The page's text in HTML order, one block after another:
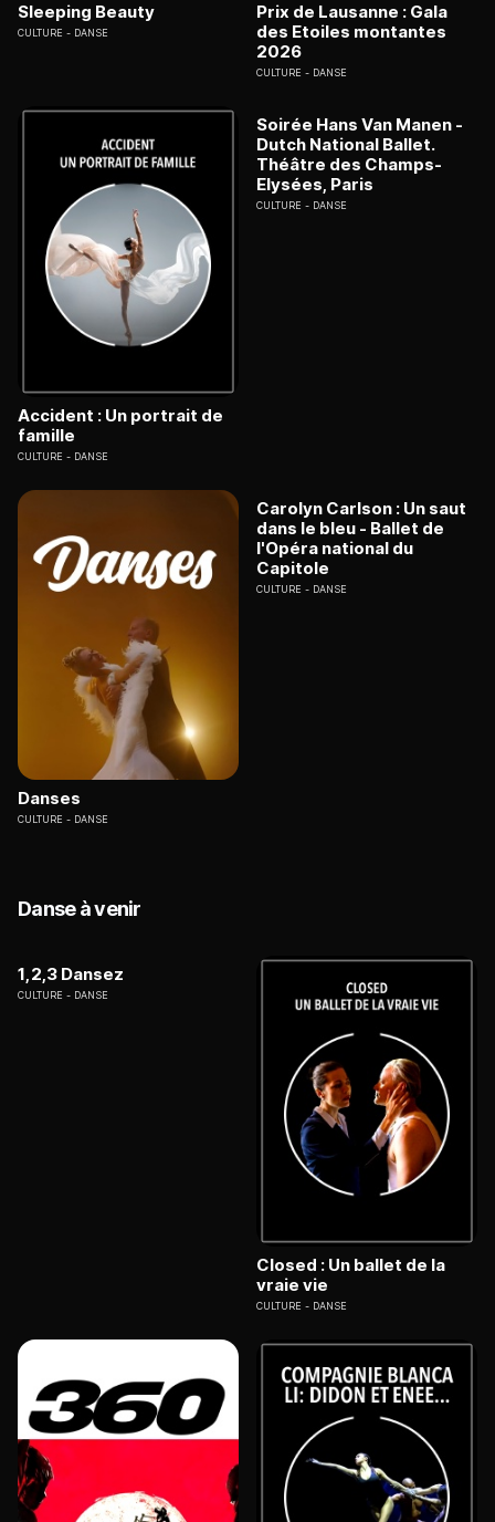
Sleeping Beauty
CULTURE DANSE
Prix de Lausanne : Gala
des Etoiles montantes
2026
CULTURE DANSE
Accident : Un portrait de
famille
CULTURE DANSE
Soirée Hans Van Manen -
Dutch National Ballet.
Théâtre des Champs-
Elysées, Paris
CULTURE DANSE
Danses
CULTURE DANSE
Carolyn Carlson : Un saut
dans le bleu - Ballet de
l'Opéra national du
Capitole
CULTURE DANSE
Danse à venir
1,2,3 Dansez
CULTURE DANSE
Closed : Un ballet de la
vraie vie
CULTURE DANSE